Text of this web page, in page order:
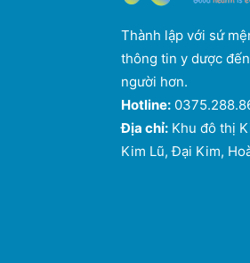
Thành lập với sứ
thông tin y dược
người hơn.
Hotline:
Địa chỉ: Khu đô thị
Kim Lũ, Đại Kim,